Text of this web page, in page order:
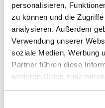
personalisieren,
zu können und die
analysieren. Außerdem
Verwendung unserer
soziale Medien, Werbung
Partner führen diese
weiteren Daten
haben oder die sie im